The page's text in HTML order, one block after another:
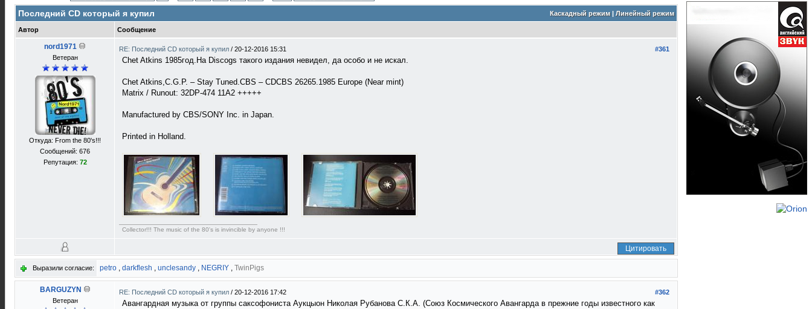
Каскадный режим| Линейный режим
Последний CD который я купил
Автор Сообщение
nord1971
Ветеран
Откуда: From the 80's!!!
Сообщений: 676
Репутация: 72
#361
RE: Последний CD который я купил / 20-12-2016 15:31
Chet Atkins 1985год.На Discogs такого издания невидел, да особо и не искал.
Chet Atkins,C.G.P. – Stay Tuned.CBS – CDCBS 26265.1985 Europe (Near mint)
Matrix / Runout: 32DP-474 11A2 +++++
Manufactured by CBS/SONY Inc. in Japan.
Printed in Holland.
Collector!!! The music of the 80's is invincible by anyone !!!
Цитировать
Выразили согласие: petro , darkflesh , unclesandy , NEGRIY , TwinPigs
BARGUZYN
Ветеран
#362
RE: Последний CD который я купил / 20-12-2016 17:42
Авангардная музыка от группы саксофониста Аукцыон Николая Рубанова С.К.А. (Союз Космического Авангарда в прежние годы известного как